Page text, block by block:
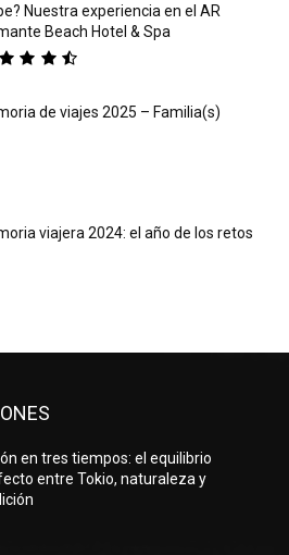
Nuestra experiencia en el AR
Beach Hotel & Spa
de viajes 2025 – Familia(s)
viajera 2024: el año de los retos
en tres tiempos: el equilibrio
entre Tokio, naturaleza y